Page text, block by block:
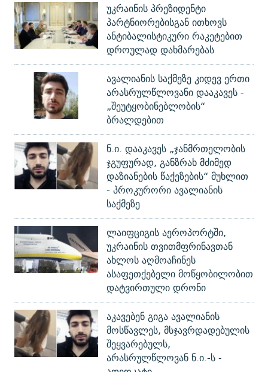
უკრაინის პრეზიდენტი
პარტნიორებისგან ითხოვს
ანტიბალისტიკური რაკეტებით
დროულად დახმარებას
ავალიანის საქმეზე კიდევ ერთი
არასრულწლოვანი დააკავეს -
„შეუტყობინებლობის“
ბრალდებით
ნ.ი. დააკავეს „ჯანმრთელობის
ჯგუფურად, განზრახ მძიმედ
დაზიანების წაქეზების“ მუხლით
- პროკურორი ავალიანის
საქმეზე
ლაიფციგის აეროპორტში,
უკრაინის თვითმფრინავთან
ახლოს აღმოაჩინეს
ასაფეთქებელი მოწყობილობით
დატვირთული დრონი
აკავებენ გიგა ავალიანის
მოსწავლეს, მსჯავრდადებულის
შეყვარებულს,
არასრულწლოვან ნ.ი.-ს -